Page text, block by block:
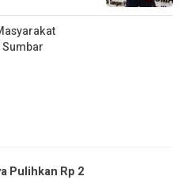
Pulihkan Rp 2